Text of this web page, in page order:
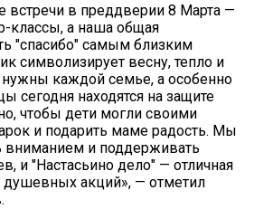
встречи в преддверии 8 Марта —
классы, а наша общая
"спасибо" самым близким
символизирует весну, тепло и
нужны каждой семье, а особенно
сегодня находятся на защите
чтобы дети могли своими
и подарить маме радость. Мы
вниманием и поддерживать
и "Настасьино дело" — отличная
душевных акций», — отметил